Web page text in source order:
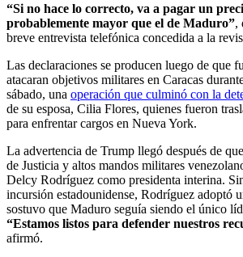
“Si no hace lo correcto, va a pagar un
probablemente mayor que el de Maduro”,
breve entrevista telefónica concedida a la
Las declaraciones se producen luego de que
atacaran objetivos militares en Caracas
sábado, una operación que culminó con la
de su esposa, Cilia Flores, quienes fueron
para enfrentar cargos en Nueva York.
La advertencia de Trump llegó después de
de Justicia y altos mandos militares
Delcy Rodríguez como presidenta interina.
incursión estadounidense, Rodríguez adoptó
sostuvo que Maduro seguía siendo el único
“Estamos listos para defender nuestros
afirmó.